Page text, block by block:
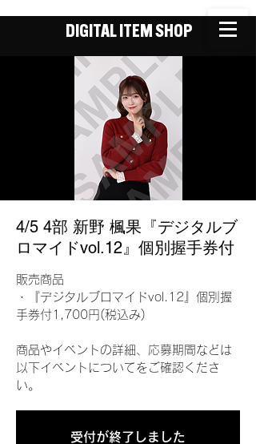
DIGITAL ITEM SHOP
4/5 4部 新野 楓果『デジタルブ
ロマイドvol.12』個別握手券付
販売商品
・『デジタルブロマイドvol.12』個別握
手券付1,700円(税込み)
商品やイベントの詳細、応募期間などは
以下イベントについてをご確認くださ
い。
受付が終了しました